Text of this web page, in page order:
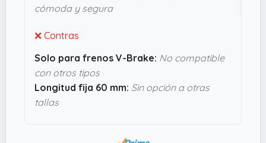
cómoda y segura
❌ Contras
Solo para frenos V-Brake: No compatible
con otros tipos
Longitud fija 60 mm: Sin opción a otras
tallas